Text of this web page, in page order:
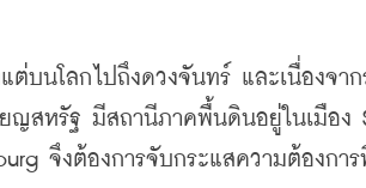
ต่บนโลกไปถึงดวงจันทร์ และเนื่องจา
ญสหรัฐ มีสถานีภาคพื้นดินอยู่ในเมือง
จึงต้องการจับกระแสความต้องกา